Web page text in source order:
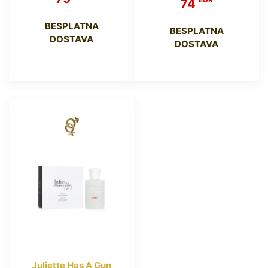
BESPLATNA
DOSTAVA
74
BESPLATNA
DOSTAVA
Juliette Has A Gun